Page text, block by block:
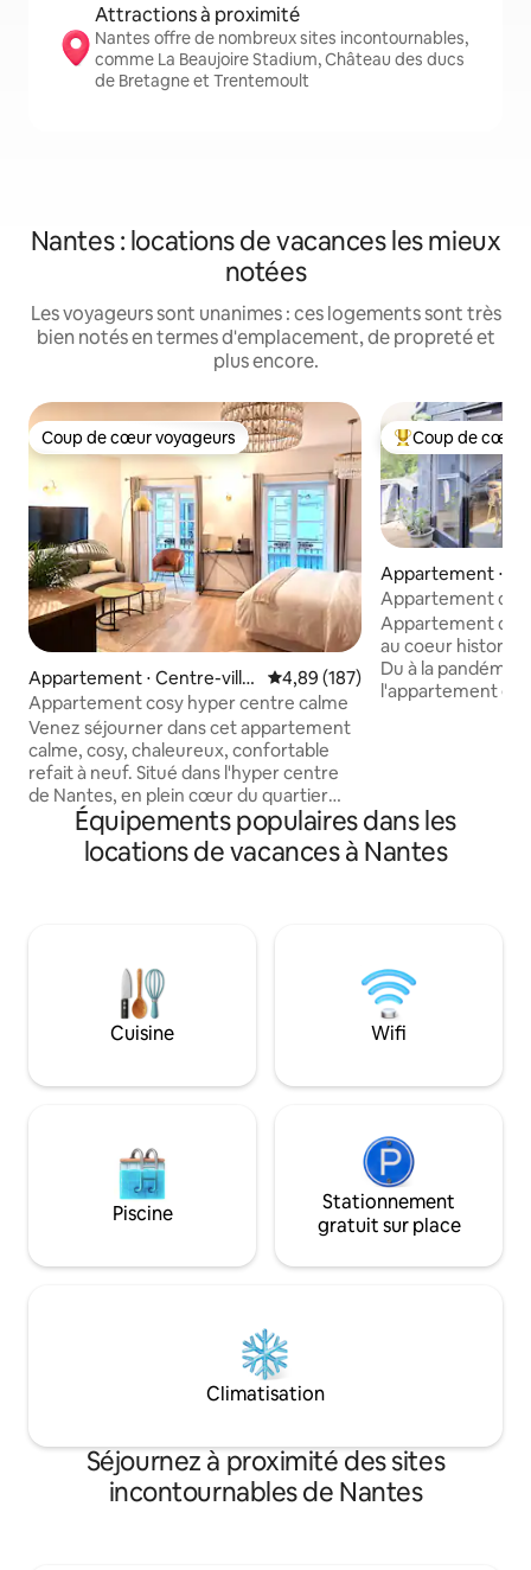
Attractions à proximité
Nantes offre de nombreux sites incontournables,
comme La Beaujoire Stadium, Château des ducs
de Bretagne et Trentemoult
Nantes : locations de vacances les mieux
notées
Les voyageurs sont unanimes : ces logements sont très
bien notés en termes d'emplacement, de propreté et
plus encore.
Coup de cœur voyageurs
Coup de cœur voyageurs
Appartement ⋅ Centre-ville
de Nantes
Évaluation moyenne sur la
4,89 (187)
Appartement cosy hyper centre calme
Venez séjourner dans cet appartement
calme, cosy, chaleureux, confortable
refait à neuf. Situé dans l'hyper centre
de Nantes, en plein cœur du quartier
historique animé du Bouffay.
NOUVEAUTÉ DEPUIS LE 07/04/26:
INSTALLATION DE FENÊTRES
à pied, ses sites touristiques,
commerces et bons restaurants.
Arrivée/départ autonome 1er étage
sans ascenseur
Coups de cœur
Coup de cœur
Appartement ⋅
de Nantes
Appartement de
dans le centre
Appartement de
au coeur
Du à la
l'appartement
La toiture,
climatisation des
Équipements populaires dans les
locations de vacances à Nantes
Cuisine Wifi
Piscine
Stationnement
gratuit sur place
Climatisation
Séjournez à proximité des sites
incontournables de Nantes